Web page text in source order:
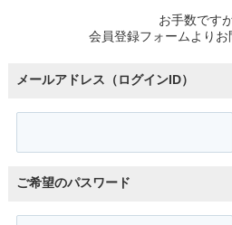
お手数ですが
会員登録フォームよりお
メールアドレス（ログインID）
ご希望のパスワード